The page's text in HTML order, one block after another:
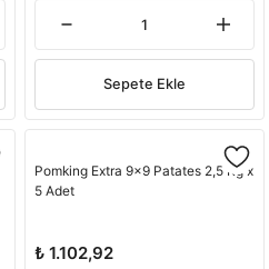
Sepete Ekle
Pomking Extra 9x9 Patates 2,5 Kg x
5 Adet
₺ 1.102,92